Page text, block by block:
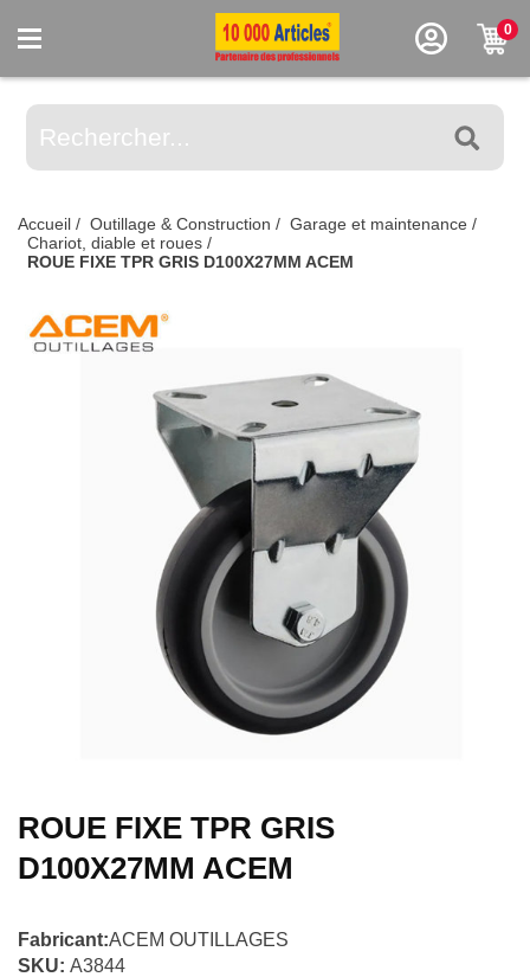
0
Accueil / Outillage & Construction / Garage et maintenance /
Chariot, diable et roues /
ROUE FIXE TPR GRIS D100X27MM ACEM
ROUE FIXE TPR GRIS
D100X27MM ACEM
Fabricant:ACEM OUTILLAGES
SKU: A3844